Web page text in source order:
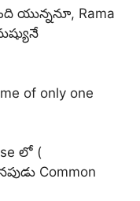
యున్ననూ, Rama
of only one
లో (
Common